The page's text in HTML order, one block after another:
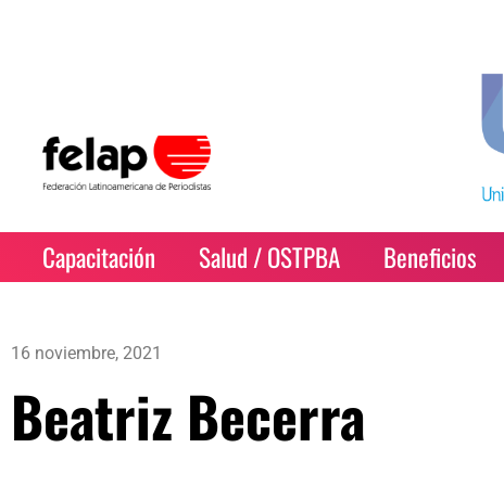
Capacitación Salud / OSTPBA Beneficios
16 noviembre, 2021
Beatriz Becerra